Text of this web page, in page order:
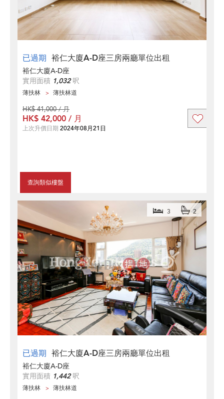
已過期 裕仁大廈A-D座三房兩廳單位出租
裕仁大廈A-D座
實用面積 1,032呎
薄扶林 薄扶林道
查詢類似樓盤
HK$ 41,000 / 月
HK$ 42,000 / 月
上次升價日期 2024年08月21日
已過期 裕仁大廈A-D座三房兩廳單位出租
3 2
裕仁大廈A-D座
實用面積 1,442呎
薄扶林 薄扶林道